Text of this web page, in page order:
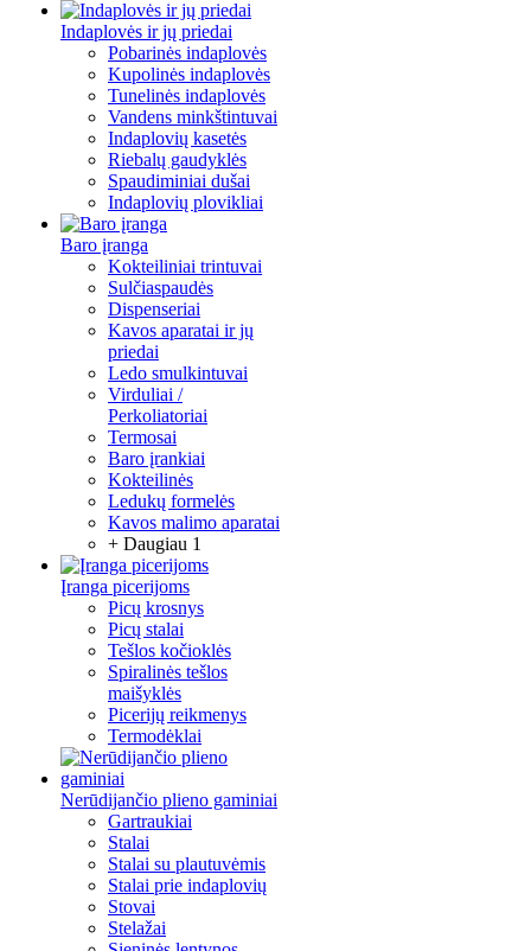
Indaplovės ir jų priedai
Pobarinės indaplovės
Kupolinės indaplovės
Tunelinės indaplovės
Vandens minkštintuvai
Indaplovių kasetės
Riebalų gaudyklės
Spaudiminiai dušai
Indaplovių plovikliai
Baro įranga
Kokteiliniai trintuvai
Sulčiaspaudės
Dispenseriai
Kavos aparatai ir jų
priedai
Ledo smulkintuvai
Virduliai /
Perkoliatoriai
Termosai
Baro įrankiai
Kokteilinės
Ledukų formelės
Kavos malimo aparatai
+ Daugiau 1
Įranga picerijoms
Picų krosnys
Picų stalai
Tešlos kočioklės
Spiralinės tešlos
maišyklės
Picerijų reikmenys
Termodėklai
Nerūdijančio plieno gaminiai
Gartraukiai
Stalai
Stalai su plautuvėmis
Stalai prie indaplovių
Stovai
Stelažai